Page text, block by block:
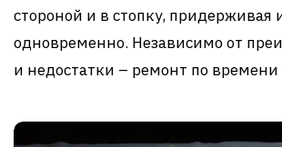
стороной и в стопку, придерживая
одновременно. Независимо от
и недостатки – ремонт по времени